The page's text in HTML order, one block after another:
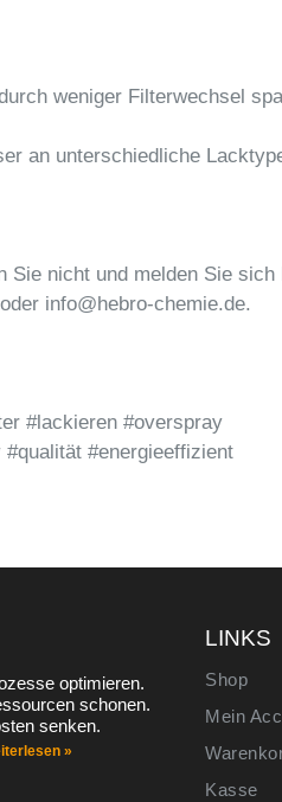
weniger Filterwechsel
an unterschiedliche
Sie nicht und melden Sie sich
info@hebro-chemie.de.
#lackieren #overspray
#energieeffizient
optimieren.
schonen.
senken.
»
LINKS
Shop
Mein
Kasse